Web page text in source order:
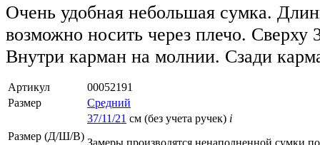
Очень удобная небольшая сумка.
возможно носить через плечо. Сверху
Внутри карман на молнии. Сзади
Артикул
00052191
Размер
Средний
Размер (Д/Ш/В)
37/11/21 см (без учета ручек) i
Замеры производятся ненаполненной сумки